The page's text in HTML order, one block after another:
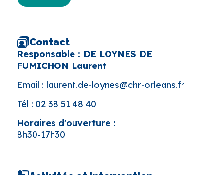
Contact
Responsable : DE LOYNES DE
FUMICHON Laurent
Email : laurent.de-loynes@chr-orleans.fr
Tél : 02 38 51 48 40
Horaires d'ouverture :
8h30-17h30